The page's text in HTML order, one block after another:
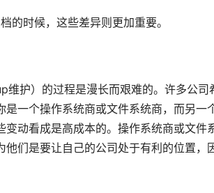
的时候，这些差异则更加重要。
护）的过程是漫长而艰难的。许多公司
一个操作系统商或文件系统商，而另一
动看成是高成本的。操作系统商或文件
们是要让自己的公司处于有利的位置，